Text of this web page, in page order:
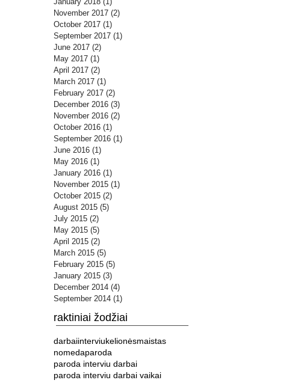
November 2017 (2)
October 2017 (1)
September 2017 (1)
June 2017 (2)
May 2017 (1)
April 2017 (2)
March 2017 (1)
February 2017 (2)
December 2016 (3)
November 2016 (2)
October 2016 (1)
September 2016 (1)
June 2016 (1)
May 2016 (1)
January 2016 (1)
November 2015 (1)
October 2015 (2)
August 2015 (5)
July 2015 (2)
May 2015 (5)
April 2015 (2)
March 2015 (5)
February 2015 (5)
January 2015 (3)
December 2014 (4)
September 2014 (1)
raktiniai žodžiai
darbaiinterviukelionėsmaistas
nomedaparoda
paroda interviu darbai
paroda interviu darbai vaikai